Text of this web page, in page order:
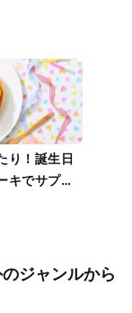
り！誕生日
キでサプラ
ジャンルから